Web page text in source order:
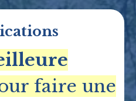
faire une